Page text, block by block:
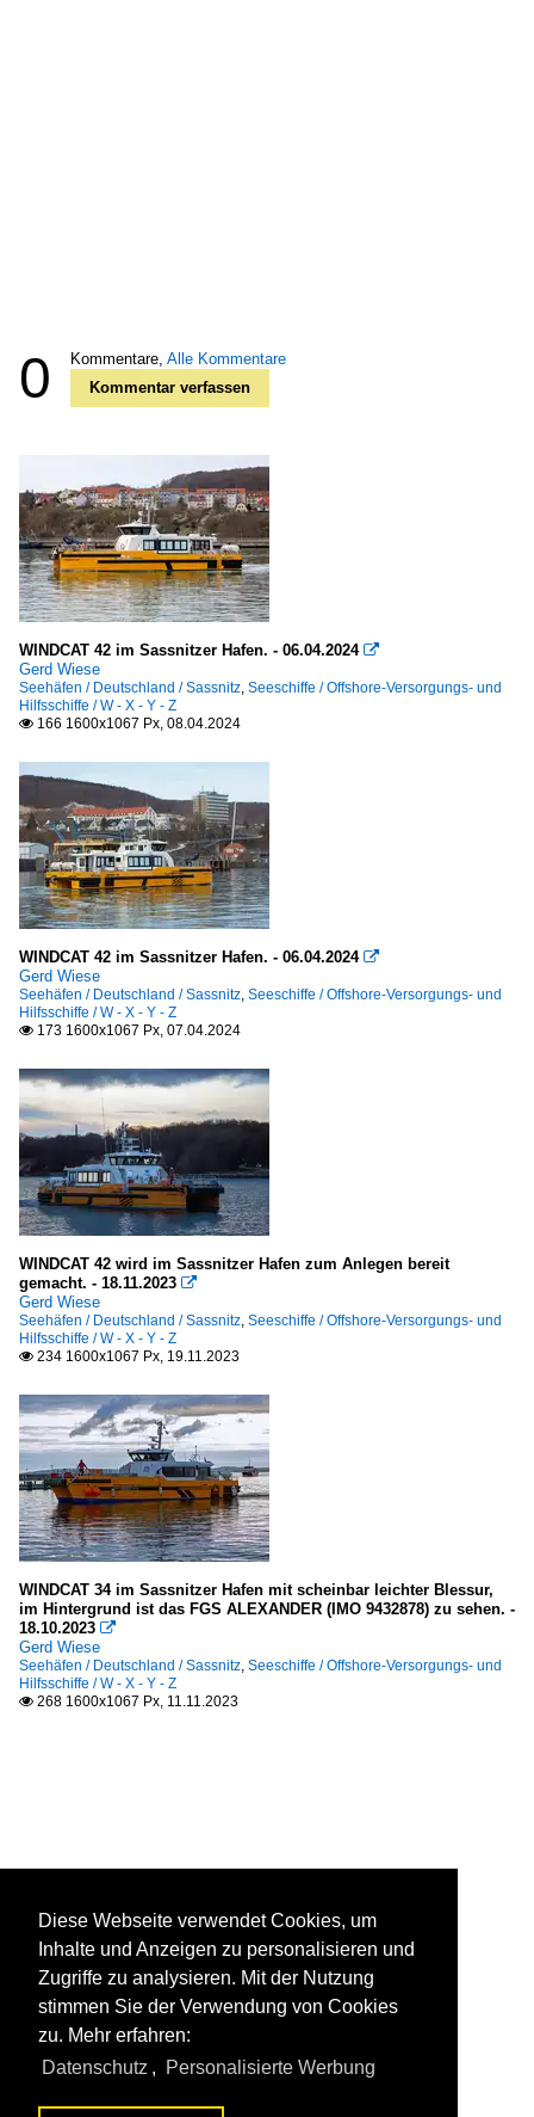
0 Kommentare, Alle Kommentare
Kommentar verfassen
WINDCAT 42 im Sassnitzer Hafen. - 06.04.2024 
Gerd Wiese
Seehäfen / Deutschland / Sassnitz, Seeschiffe / Offshore-Versorgungs- und
Hilfsschiffe / W - X - Y - Z
 166 1600x1067 Px, 08.04.2024
WINDCAT 42 im Sassnitzer Hafen. - 06.04.2024 
Gerd Wiese
Seehäfen / Deutschland / Sassnitz, Seeschiffe / Offshore-Versorgungs- und
Hilfsschiffe / W - X - Y - Z
 173 1600x1067 Px, 07.04.2024
WINDCAT 42 wird im Sassnitzer Hafen zum Anlegen bereit
gemacht. - 18.11.2023 
Gerd Wiese
Seehäfen / Deutschland / Sassnitz, Seeschiffe / Offshore-Versorgungs- und
Hilfsschiffe / W - X - Y - Z
 234 1600x1067 Px, 19.11.2023
WINDCAT 34 im Sassnitzer Hafen mit scheinbar leichter Blessur,
im Hintergrund ist das FGS ALEXANDER (IMO 9432878) zu sehen. -
18.10.2023 
Gerd Wiese
Seehäfen / Deutschland / Sassnitz, Seeschiffe / Offshore-Versorgungs- und
Hilfsschiffe / W - X - Y - Z
 268 1600x1067 Px, 11.11.2023
Diese Webseite verwendet Cookies, um
Inhalte und Anzeigen zu personalisieren und
Zugriffe zu analysieren. Mit der Nutzung
stimmen Sie der Verwendung von Cookies
zu. Mehr erfahren:
Datenschutz , Personalisierte Werbung